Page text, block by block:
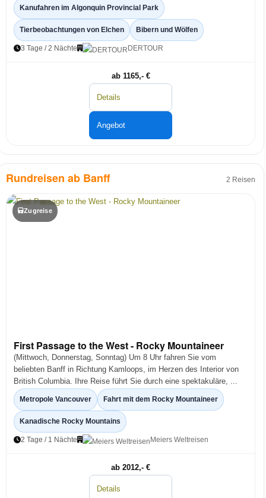
Kanufahren im Algonquin Provincial Park
Tierbeobachtungen von Elchen Bibern und Wölfen
3 Tage / 2 Nächte DERTOUR
ab 1165,- €
Details
Angebot
Rundreisen ab Banff 2 Reisen
Zugreise
First Passage to the West - Rocky Mountaineer
(Mittwoch, Donnerstag, Sonntag) Um 8 Uhr fahren Sie vom
beliebten Banff in Richtung Kamloops, im Herzen des Interior von
British Columbia. Ihre Reise führt Sie durch eine spektakuläre, ...
Metropole Vancouver Fahrt mit dem Rocky Mountaineer
Kanadische Rocky Mountains
2 Tage / 1 Nächte Meiers Weltreisen
ab 2012,- €
Details